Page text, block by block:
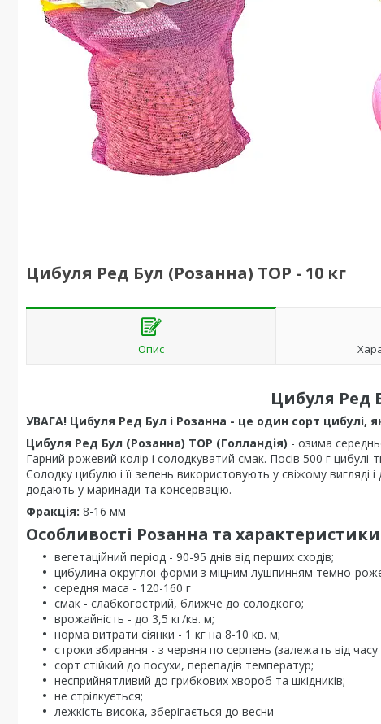
Цибуля Ред Бул (Розанна) TOP - 10 кг
Опис
Цибуля Ред
УВАГА! Цибуля Ред Бул і Розанна - це один сорт цибулі,
Цибуля Ред Бул (Розанна) TOP (Голландія) - озима
Гарний рожевий колір і солодкуватий смак. Посів 500 г
Солодку цибулю і її зелень використовують у свіжому
додають у маринади та консервацію.
Фракція: 8-16 мм
Особливості Розанна та
вегетаційний період - 90-95 днів від перших сходів;
цибулина округлої форми з міцним лушпинням темно-
середня маса - 120-160 г
смак - слабкогострий, ближче до солодкого;
врожайність - до 3,5 кг/кв. м;
норма витрати сіянки - 1 кг на 8-10 кв. м;
строки збирання - з червня по серпень (залежать від часу
сорт стійкий до посухи, перепадів температур;
несприйнятливий до грибкових хвороб та шкідників;
не стрілкується;
лежкість висока, зберігається до весни